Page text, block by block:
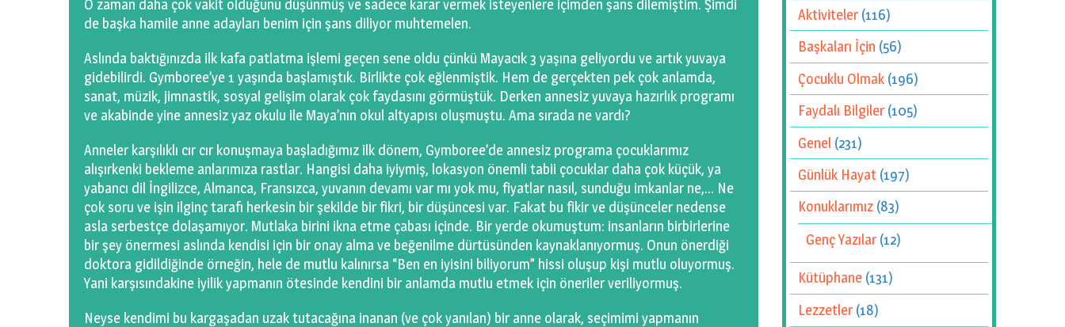
O zaman daha çok vakit olduğunu düşünmüş ve sadece karar vermek isteyenlere içimden şans dilemiştim. Şimdi
de başka hamile anne adayları benim için şans diliyor muhtemelen.
Aslında baktığınızda ilk kafa patlatma işlemi geçen sene oldu çünkü Mayacık 3 yaşına geliyordu ve artık yuvaya
gidebilirdi. Gymboree’ye 1 yaşında başlamıştık. Birlikte çok eğlenmiştik. Hem de gerçekten pek çok anlamda,
sanat, müzik, jimnastik, sosyal gelişim olarak çok faydasını görmüştük. Derken annesiz yuvaya hazırlık programı
ve akabinde yine annesiz yaz okulu ile Maya’nın okul altyapısı oluşmuştu. Ama sırada ne vardı?
Anneler karşılıklı cır cır konuşmaya başladığımız ilk dönem, Gymboree’de annesiz programa çocuklarımız
alışırkenki bekleme anlarımıza rastlar. Hangisi daha iyiymiş, lokasyon önemli tabii çocuklar daha çok küçük, ya
yabancı dil İngilizce, Almanca, Fransızca, yuvanın devamı var mı yok mu, fiyatlar nasıl, sunduğu imkanlar ne,… Ne
çok soru ve işin ilginç tarafı herkesin bir şekilde bir fikri, bir düşüncesi var. Fakat bu fikir ve düşünceler nedense
asla serbestçe dolaşamıyor. Mutlaka birini ikna etme çabası içinde. Bir yerde okumuştum: insanların birbirlerine
bir şey önermesi aslında kendisi için bir onay alma ve beğenilme dürtüsünden kaynaklanıyormuş. Onun önerdiği
doktora gidildiğinde örneğin, hele de mutlu kalınırsa “Ben en iyisini biliyorum” hissi oluşup kişi mutlu oluyormuş.
Yani karşısındakine iyilik yapmanın ötesinde kendini bir anlamda mutlu etmek için öneriler veriliyormuş.
Neyse kendimi bu kargaşadan uzak tutacağına inanan (ve çok yanılan) bir anne olarak, seçimimi yapmanın
Aktiviteler(116)
Başkaları İçin (56)
Çocuklu Olmak (196)
Faydalı Bilgiler(105)
Genel (231)
Günlük Hayat (197)
Konuklarımız (83)
Genç Yazılar(12)
Kütüphane (131)
Lezzetler(18)